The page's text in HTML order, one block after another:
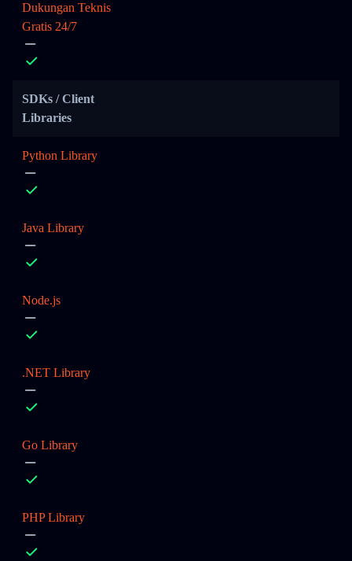
Dukungan Teknis
Gratis 24/7
SDKs / Client
Libraries
Python Library
Java Library
Node.js
.NET Library
Go Library
PHP Library